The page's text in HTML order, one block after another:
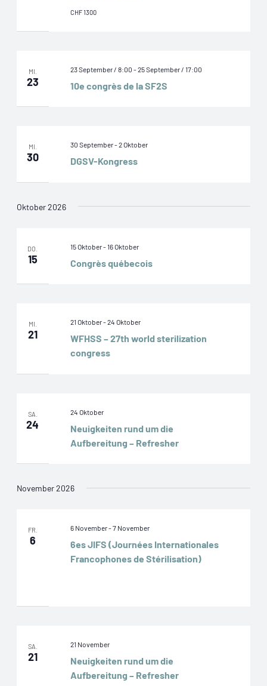
CHF 1300
MI.
23 10e congrès de la SF2S
23 September / 8:00 -25 September / 17:00
MI.
30 DGSV-Kongress
30 September-2 Oktober
Oktober 2026
DO.
15 Congrès québecois
15 Oktober-16 Oktober
MI.
21
WFHSS – 27th world sterilization
congress
21 Oktober-24 Oktober
SA.
24
Neuigkeiten rund um die
Aufbereitung – Refresher
24 Oktober
November 2026
FR.
6
6es JIFS (Journées Internationales
Francophones de Stérilisation)
6 November-7 November
SA.
21
Neuigkeiten rund um die
Aufbereitung – Refresher
21 November